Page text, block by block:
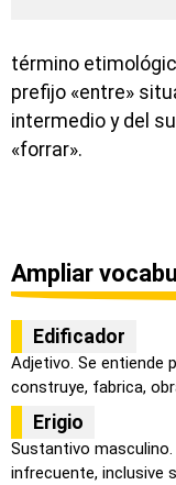
término
prefijo «entre»
intermedio y del
«forrar».
Ampliar
Edificador
Adjetivo. Se entiende
construye, fabrica,
Erigio
Sustantivo
infrecuente, inclusive